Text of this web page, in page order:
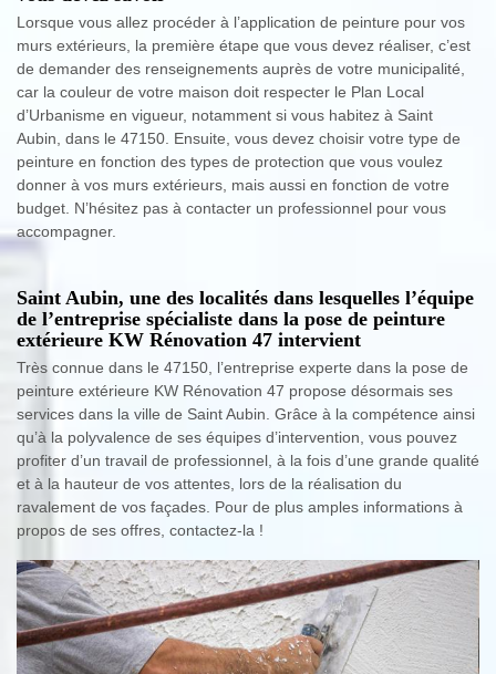
Lorsque vous allez procéder à l’application de peinture pour vos
murs extérieurs, la première étape que vous devez réaliser, c’est
de demander des renseignements auprès de votre municipalité,
car la couleur de votre maison doit respecter le Plan Local
d’Urbanisme en vigueur, notamment si vous habitez à Saint
Aubin, dans le 47150. Ensuite, vous devez choisir votre type de
peinture en fonction des types de protection que vous voulez
donner à vos murs extérieurs, mais aussi en fonction de votre
budget. N’hésitez pas à contacter un professionnel pour vous
accompagner.
Saint Aubin, une des localités dans lesquelles l’équipe
de l’entreprise spécialiste dans la pose de peinture
extérieure KW Rénovation 47 intervient
Très connue dans le 47150, l’entreprise experte dans la pose de
peinture extérieure KW Rénovation 47 propose désormais ses
services dans la ville de Saint Aubin. Grâce à la compétence ainsi
qu’à la polyvalence de ses équipes d’intervention, vous pouvez
profiter d’un travail de professionnel, à la fois d’une grande qualité
et à la hauteur de vos attentes, lors de la réalisation du
ravalement de vos façades. Pour de plus amples informations à
propos de ses offres, contactez-la !